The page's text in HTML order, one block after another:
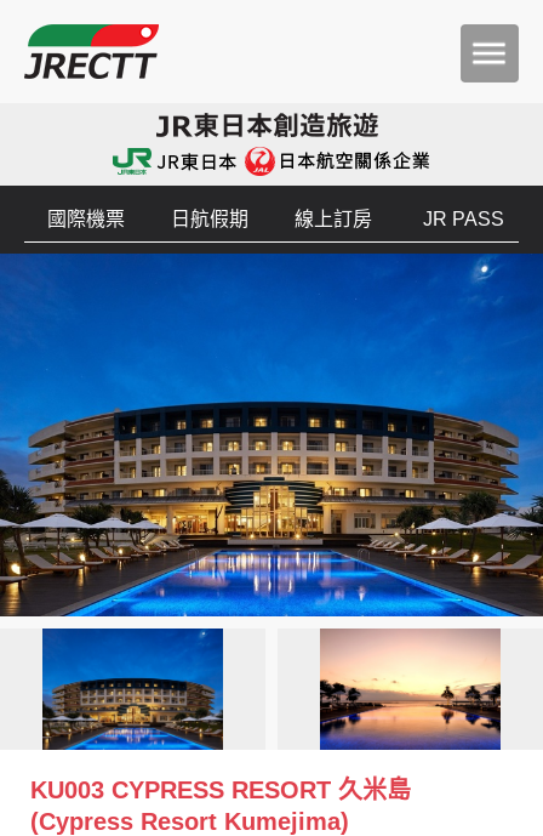
創造旅遊
國際機票 日航假期 線上訂房 JR PASS
KU003 CYPRESS RESORT 久米島
(Cypress Resort Kumejima)